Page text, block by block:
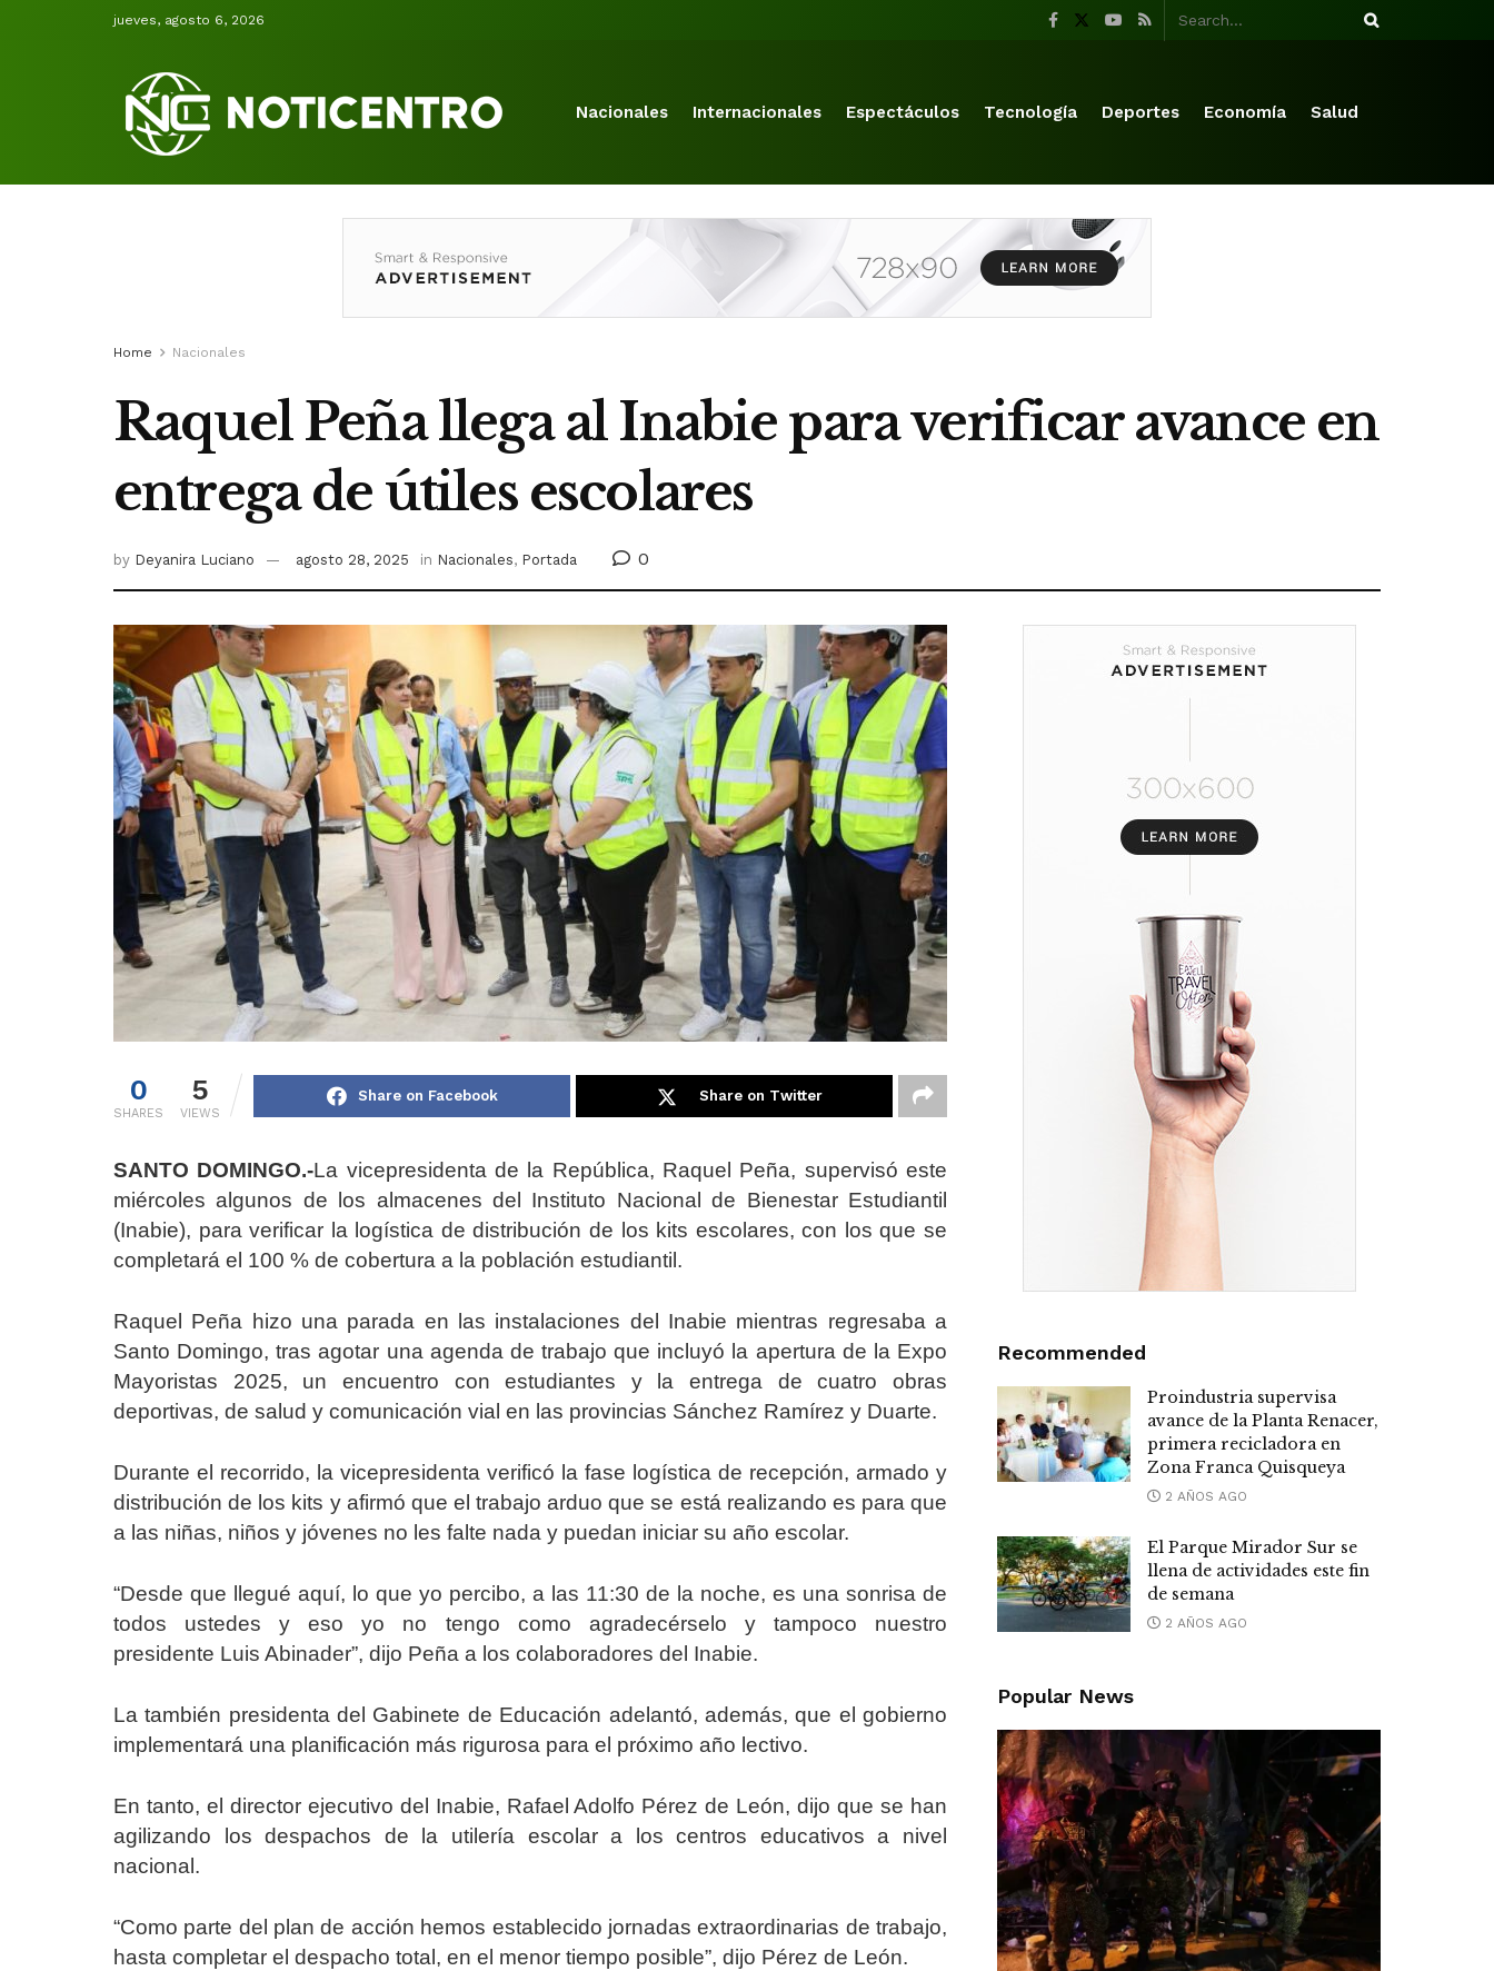
jueves, agosto 6, 2026
Nacionales Internacionales Espectáculos Tecnología Deportes Economía Salud
Home Nacionales
Raquel Peña llega al Inabie para verificar avance en
entrega de útiles escolares
by Deyanira Luciano agosto 28, 2025 in Nacionales, Portada 0
0
SHARES
5
VIEWS
Share on Facebook Share on Twitter
SANTO DOMINGO.-La vicepresidenta de la República, Raquel Peña, supervisó este
miércoles algunos de los almacenes del Instituto Nacional de Bienestar Estudiantil
(Inabie), para verificar la logística de distribución de los kits escolares, con los que se
completará el 100 % de cobertura a la población estudiantil.
Raquel Peña hizo una parada en las instalaciones del Inabie mientras regresaba a
Santo Domingo, tras agotar una agenda de trabajo que incluyó la apertura de la Expo
Mayoristas 2025, un encuentro con estudiantes y la entrega de cuatro obras
deportivas, de salud y comunicación vial en las provincias Sánchez Ramírez y Duarte.
Durante el recorrido, la vicepresidenta verificó la fase logística de recepción, armado y
distribución de los kits y afirmó que el trabajo arduo que se está realizando es para que
a las niñas, niños y jóvenes no les falte nada y puedan iniciar su año escolar.
“Desde que llegué aquí, lo que yo percibo, a las 11:30 de la noche, es una sonrisa de
todos ustedes y eso yo no tengo como agradecérselo y tampoco nuestro
presidente Luis Abinader”, dijo Peña a los colaboradores del Inabie.
La también presidenta del Gabinete de Educación adelantó, además, que el gobierno
implementará una planificación más rigurosa para el próximo año lectivo.
En tanto, el director ejecutivo del Inabie, Rafael Adolfo Pérez de León, dijo que se han
agilizando los despachos de la utilería escolar a los centros educativos a nivel
nacional.
“Como parte del plan de acción hemos establecido jornadas extraordinarias de trabajo,
hasta completar el despacho total, en el menor tiempo posible”, dijo Pérez de León.
Recommended
Proindustria supervisa
avance de la Planta Renacer,
primera recicladora en
Zona Franca Quisqueya
2 AÑOS AGO
El Parque Mirador Sur se
llena de actividades este fin
de semana
2 AÑOS AGO
Popular News